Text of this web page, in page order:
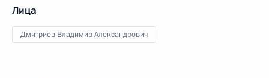
Лица
Дмитриев Владимир Александрович